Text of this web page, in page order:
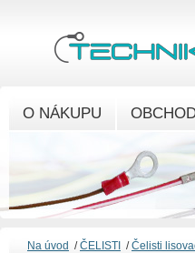
Na úvod /ČELISTI /Čelisti
O NÁKUPU